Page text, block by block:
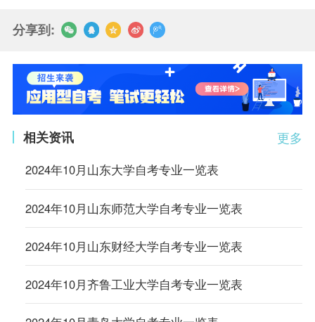
分享到:
更多
相关资讯
2024年10月山东大学自考专业一览表
2024年10月山东师范大学自考专业一览表
2024年10月山东财经大学自考专业一览表
2024年10月齐鲁工业大学自考专业一览表